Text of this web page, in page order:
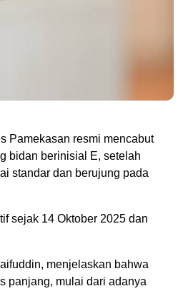
Pamekasan resmi mencabut
bidan berinisial E, setelah
standar dan berujung pada
sejak 14 Oktober 2025 dan
menjelaskan bahwa
panjang, mulai dari adanya